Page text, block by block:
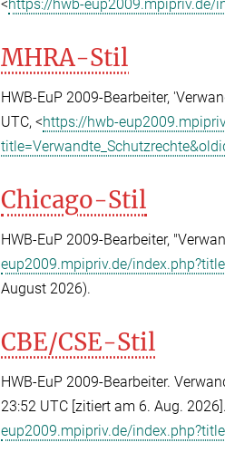
<https://hwb-eup2009.mpipriv.de/
MHRA-Stil
HWB-EuP 2009-Bearbeiter,
UTC, <https://hwb-
Chicago-Stil
HWB-EuP 2009-Bearbeiter,
eup2009.mpipriv.de/
August 2026).
CBE/CSE-Stil
HWB-EuP 2009-Bearbeiter.
23:52 UTC [zitiert am 6. Aug.
eup2009.mpipriv.de/